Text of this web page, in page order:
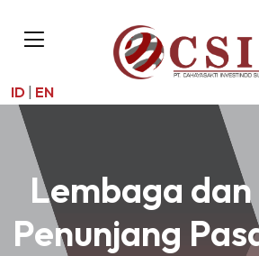
ID EN
Lembaga
Penunjang